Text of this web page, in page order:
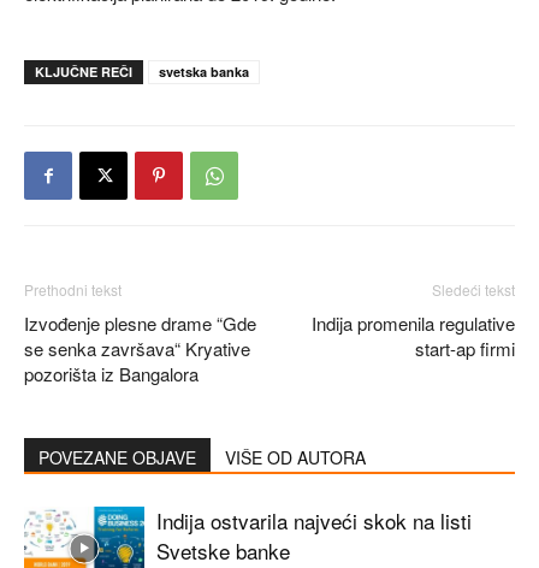
KLJUČNE REČI svetska banka
Prethodni tekst
Izvođenje plesne drame “Gde
se senka završava“ Kryative
pozorišta iz Bangalora
Sledeći tekst
Indija promenila regulative
start-ap firmi
POVEZANE OBJAVE VIŠE OD AUTORA
Indija ostvarila najveći skok na listi
Svetske banke